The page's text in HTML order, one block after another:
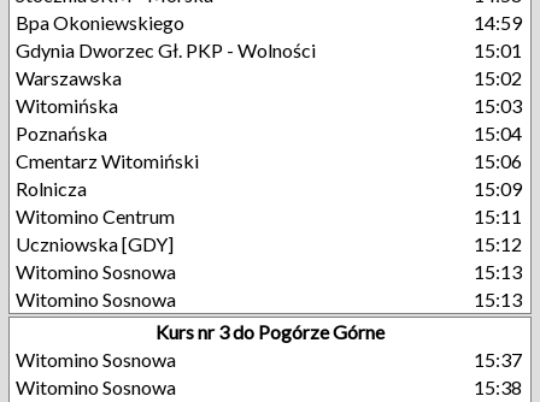
Bpa Okoniewskiego
14:59
Gdynia Dworzec Gł. PKP - Wolności
15:01
Warszawska
15:02
Witomińska
15:03
Poznańska
15:04
Cmentarz Witomiński
15:06
Rolnicza
15:09
Witomino Centrum
15:11
Uczniowska [GDY]
15:12
Witomino Sosnowa
15:13
Witomino Sosnowa
15:13
Kurs nr 3 do Pogórze Górne
Witomino Sosnowa
15:37
Witomino Sosnowa
15:38